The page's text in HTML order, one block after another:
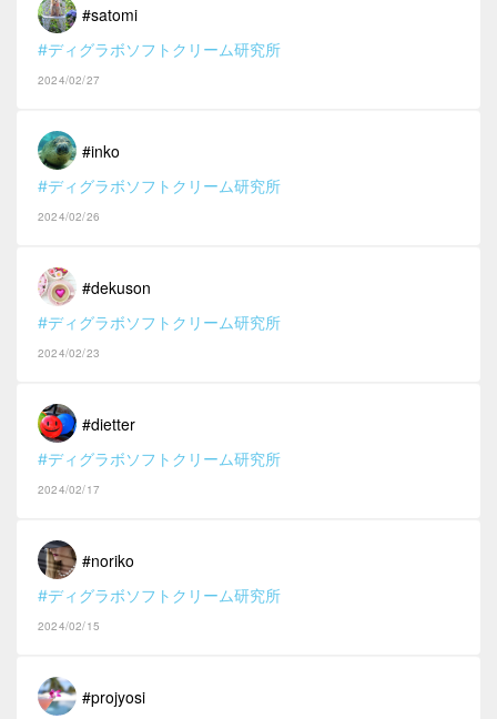
#satomi
#ディグラボソフトクリーム研究所
2024/02/27
#inko
#ディグラボソフトクリーム研究所
2024/02/26
#dekuson
#ディグラボソフトクリーム研究所
2024/02/23
#dietter
#ディグラボソフトクリーム研究所
2024/02/17
#noriko
#ディグラボソフトクリーム研究所
2024/02/15
#projyosi